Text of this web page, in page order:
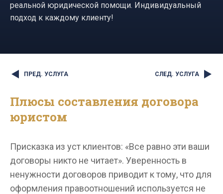
реальной юридической помощи. Индивидуальный
подход к каждому клиенту!
ПРЕД. УСЛУГА СЛЕД. УСЛУГА
Плюсы составления договора
юристом
Присказка из уст клиентов: «Все равно эти ваши
договоры никто не читает». Уверенность в
ненужности договоров приводит к тому, что для
оформления правоотношений используется не